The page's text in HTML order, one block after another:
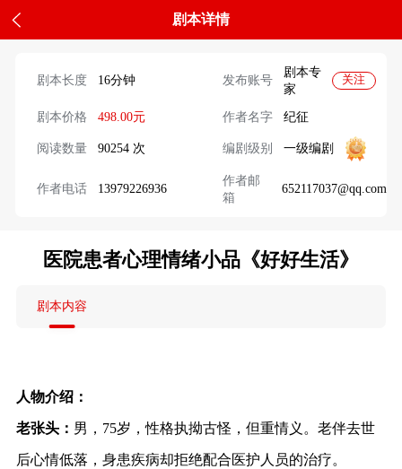
剧本详情
剧本长度 16分钟 发布账号
剧本专
家
关注
剧本价格 498.00元 作者名字 纪征
阅读数量 90254 次 编剧级别 一级编剧
作者电话 13979226936
作者邮
箱
652117037@qq.com
医院患者心理情绪小品《好好生活》
剧本内容
人物介绍：
老张头： 男，75岁，性格执拗古怪，但重情义。老伴去世
后心情低落，身患疾病却拒绝配合医护人员的治疗。